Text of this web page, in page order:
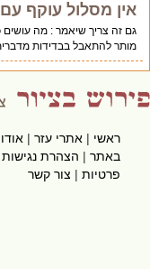
אין מסלול עוקף עם
גם זה צריך שיאמר : מה עושים
מותר להתאבל בבדידות מדברית.
ראשי|אתרי עזר|אודות
באתר|הצהרת נגישות|
פרטיות|צור קשר